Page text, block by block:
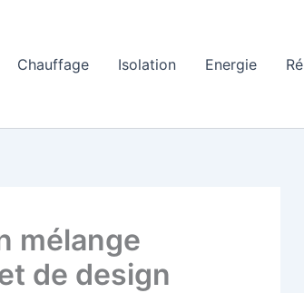
Chauffage Isolation Energie
mélange
de design